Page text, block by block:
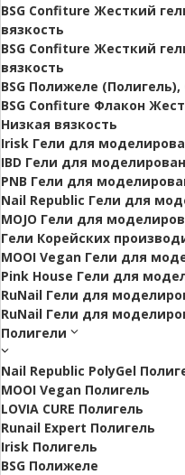
BSG Confiture Жесткий
вязкость
BSG Confiture Жесткий
вязкость
BSG Полижеле
BSG Confiture Флакон
Низкая вязкость
Irisk Гели для
IBD Гели для
PNB Гели для
Nail Republic Гели для
MOJO Гели для
Гели Корейских
MOOI Vegan Гели для
Pink House Гели для
RuNail Гели для
RuNail Гели для
Полигели
Nail Republic PolyGel
MOOI Vegan Полигель
LOVIA CURE Полигель
Runail Expert Полигель
Irisk Полигель
BSG Полижеле